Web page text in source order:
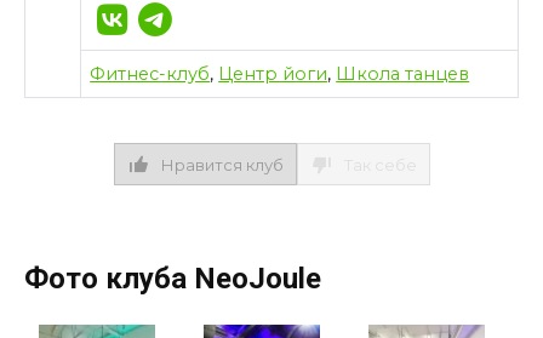
Фитнес-клуб, Центр йоги, Школа танцев
Нравится клуб
Фото клуба NeoJoule